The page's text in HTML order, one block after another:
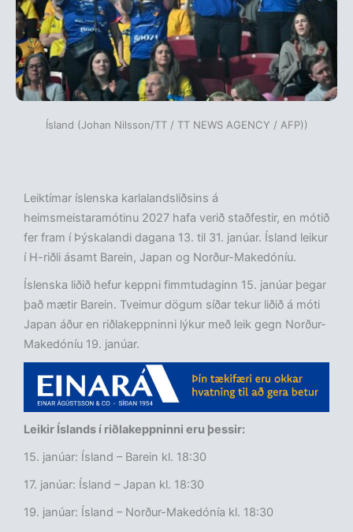
Ísland (Johan Nilsson/TT / TT NEWS AGENCY / AFP))
Leiktímar íslenska karlalandsliðsins á
heimsmeistaramótinu 2027 hafa verið staðfestir, en mótið
fer fram í Þýskalandi dagana 13. til 31. janúar. Ísland leikur
í H-riðli ásamt Barein, Japan og Norður-Makedóníu.
Íslenska liðið hefur keppni fimmtudaginn 15. janúar þegar
það mætir Barein. Tveimur dögum síðar tekur liðið á móti
Japan áður en riðlakeppninni lýkur með leik gegn Norður-
Makedóníu 19. janúar.
Leikir Íslands í riðlakeppninni eru þessir:
15. janúar: Ísland – Barein kl. 18:30
17. janúar: Ísland – Japan kl. 18:30
19. janúar: Ísland – Norður-Makedónía kl. 18:30